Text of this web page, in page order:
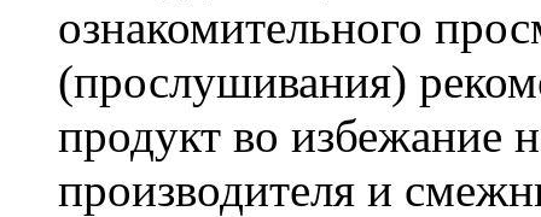
ознакомительного
(прослушивания)
продукт во избежание
производителя и